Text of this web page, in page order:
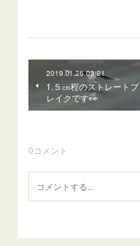
2019.01.26 03:21
1.５㎝程のストレートブ
レイクです👀
0コメント